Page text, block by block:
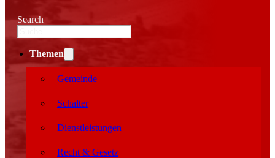
Search
Themen
Gemeinde
Schalter
Dienstleistungen
Recht & Gesetz